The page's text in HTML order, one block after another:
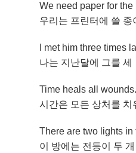
We need paper for the
우리는 프린터에 쓸
I met him three times
나는 지난달에 그를 세
Time heals all wounds.
시간은 모든 상처를 치
There are two lights in
이 방에는 전등이 두